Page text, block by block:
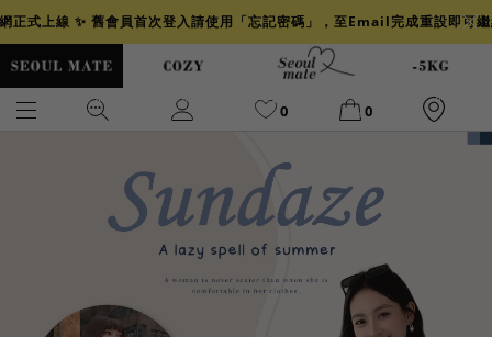
正式上線 ✨ 舊會員首次登入請使用「忘記密碼」，至Email完成重設即可
0 0
背心
透膚 小香 牛仔
襯衫 褲裙 冰感